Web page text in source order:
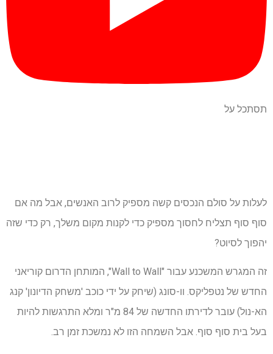
תסתכל על
לעלות על סולם הנכסים קשה מספיק לרוב האנשים, אבל מה אם
סוף סוף תצליח לחסוך מספיק כדי לקנות מקום משלך, רק כדי שזה
יהפוך לסיוט?
זה המגרש המשכנע עבור "Wall to Wall", המותחן הדרום קוריאני
החדש של נטפליקס. וו-סונג (שיחק על ידי כוכב 'משחק הדיונון' קנג
הא-נול) עובר לדירתו החדשה של 84 מ"ר ומלא התרגשות להיות
בעל בית סוף סוף. אבל השמחה הזו לא נמשכת זמן רב.